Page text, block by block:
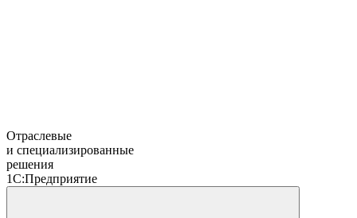
Отраслевые
и специализированные
решения
1С:Предприятие